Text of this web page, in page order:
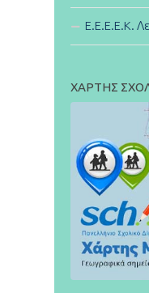
E.E.E.E.K.
ΧΑΡΤΗΣ